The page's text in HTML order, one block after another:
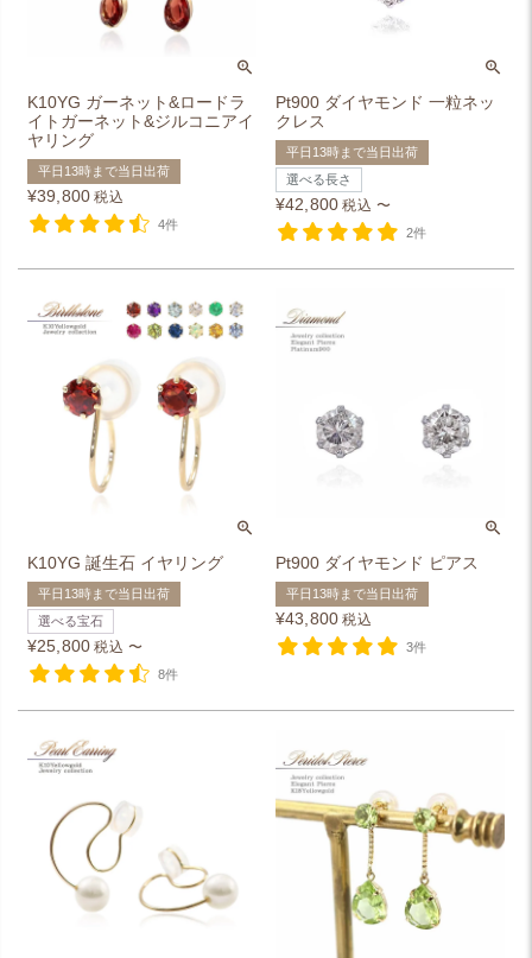
K10YG ガーネット&ロードラ
イトガーネット&ジルコニアイ
ヤリング
平日13時まで当日出荷
¥39,800 税込
4件
Pt900 ダイヤモンド 一粒ネッ
クレス
平日13時まで当日出荷
選べる長さ
¥42,800 税込 〜
2件
K10YG 誕生石 イヤリング
平日13時まで当日出荷
選べる宝石
¥25,800 税込 〜
8件
Pt900 ダイヤモンド ピアス
平日13時まで当日出荷
¥43,800 税込
3件